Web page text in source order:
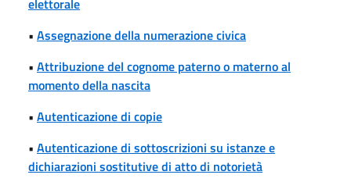
• Assegnazione della numerazione civica
• Attribuzione del cognome paterno o materno al
momento della nascita
• Autenticazione di copie
• Autenticazione di sottoscrizioni su istanze e
dichiarazioni sostitutive di atto di notorietà